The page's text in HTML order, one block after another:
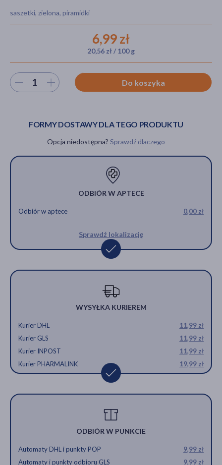
saszetki, zielona, piramidki
6,99 zł
20,56 zł / 100 g
Wybierz ilość Do koszyka
FORMY DOSTAWY DLA TEGO PRODUKTU
Opcja niedostępna? Sprawdź dlaczego
ODBIÓR W APTECE
Odbiór w aptece 0,00 zł
Sprawdź lokalizację
WYSYŁKA KURIEREM
Kurier DHL
11,99 zł
Kurier GLS
11,99 zł
Kurier INPOST
11,99 zł
Kurier PHARMALINK
19,99 zł
ODBIÓR W PUNKCIE
Automaty DHL i punkty POP
9,99 zł
Automaty i punkty odbioru GLS
9,99 zł